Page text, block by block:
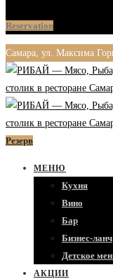
Reservation
Самара, ул. Максима
Резерв
МЕНЮ
Кухня
Вино
Бар
Бизнес-ланч
Детское
АКЦИИ